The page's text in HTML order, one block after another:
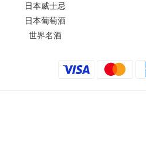
日本威士忌
日本葡萄酒
世界名酒